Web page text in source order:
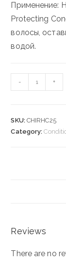
Применение:
Protecting
волосы,
водой.
ROSE
- +
SKU: CHIRHC25
Category:
Reviews
There are no